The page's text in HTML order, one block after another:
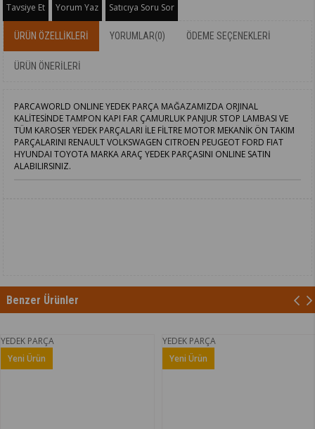
Tavsiye Et Yorum Yaz Satıcıya Soru Sor
ÜRÜN ÖZELLIKLERI YORUMLAR(0) ÖDEME SEÇENEKLERI
ÜRÜN ÖNERILERI
PARCAWORLD ONLINE YEDEK PARÇA MAĞAZAMIZDA ORJINAL
KALİTESİNDE TAMPON KAPI FAR ÇAMURLUK PANJUR STOP LAMBASI VE
TÜM KAROSER YEDEK PARÇALARI İLE FİLTRE MOTOR MEKANİK ÖN TAKIM
PARÇALARINI RENAULT VOLKSWAGEN CITROEN PEUGEOT FORD FIAT
HYUNDAI TOYOTA MARKA ARAÇ YEDEK PARÇASINI ONLINE SATIN
ALABILIRSINIZ.
Benzer Ürünler
YEDEK PARÇA